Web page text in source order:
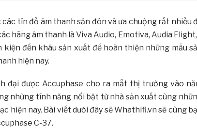
tín đồ âm thanh săn đón và ưa chuộng rất nhiều
hãng âm thanh là Viva Audio, Emotiva, Audia
đến khâu sản xuất để hoàn thiện những mẫu
hiện nay.
đại được Accuphase cho ra mắt thị trường vào
những tính năng nổi bật từ nhà sản xuất cùng
hiện nay. Bài viết dưới đây sẽ Whathifi.vn sẽ cùng
C-37.